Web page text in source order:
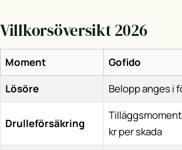
Villkorsöversikt 2026
Moment
Gofido
Lösöre
Belopp anges i
Drulleförsäkring
kr per skada